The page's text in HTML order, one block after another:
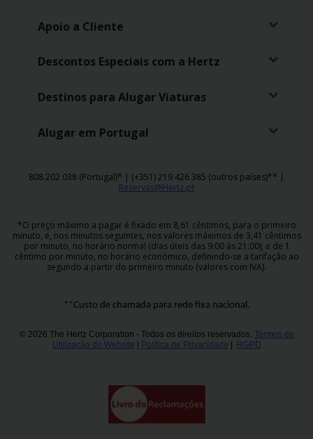
Apoio a Cliente
Descontos Especiais com a Hertz
Destinos para Alugar Viaturas
Alugar em Portugal
808 202 038 (Portugal)* | (+351) 219 426 385 (outros países)** |
Reservas@Hertz.pt
*O preço máximo a pagar é fixado em 8,61 cêntimos, para o primeiro
minuto, e, nos minutos seguintes, nos valores máximos de 3,41 cêntimos
por minuto, no horário normal (dias úteis das 9:00 às 21:00), e de 1
cêntimo por minuto, no horário económico, definindo-se a tarifação ao
segundo a partir do primeiro minuto (valores com IVA).
**Custo de chamada para rede fixa nacional.
© 2026 The Hertz Corporation - Todos os direitos reservados. Termos de
Utilização do Website
Política de Privacidade RGPD